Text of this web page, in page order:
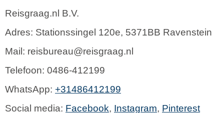
Reisgraag.nl B.V.
Adres: Stationssingel 120e, 5371BB Ravenstein
Mail: reisbureau@reisgraag.nl
Telefoon: 0486-412199
WhatsApp: +31486412199
Social media: Facebook, Instagram, Pinterest